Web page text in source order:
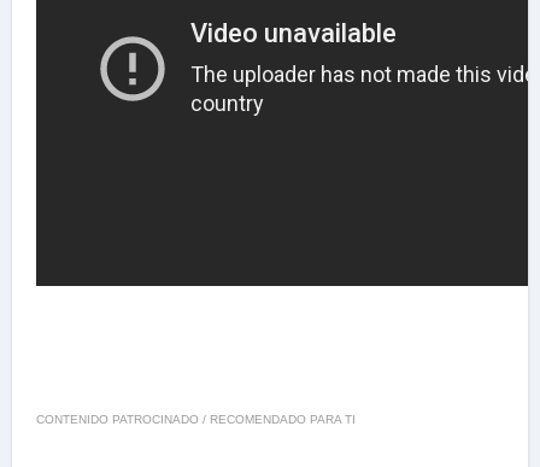
CONTENIDO PATROCINADO / RECOMENDADO PARA TI